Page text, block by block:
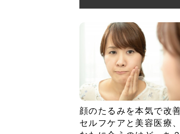
顔のたるみを本気で改善
セルフケアと美容医療